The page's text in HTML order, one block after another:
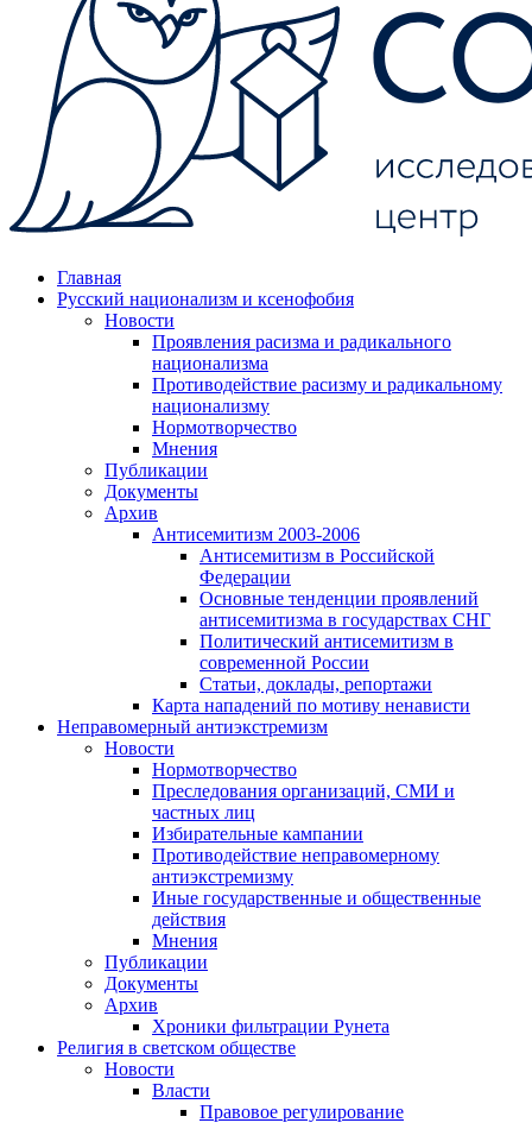
Главная
Русский национализм и ксенофобия
Новости
Проявления расизма и радикального
национализма
Противодействие расизму и радикальному
национализму
Нормотворчество
Мнения
Публикации
Документы
Архив
Антисемитизм 2003-2006
Антисемитизм в Российской
Федерации
Основные тенденции проявлений
антисемитизма в государствах СНГ
Политический антисемитизм в
современной России
Статьи, доклады, репортажи
Карта нападений по мотиву ненависти
Неправомерный антиэкстремизм
Новости
Нормотворчество
Преследования организаций, СМИ и
частных лиц
Избирательные кампании
Противодействие неправомерному
антиэкстремизму
Иные государственные и общественные
действия
Мнения
Публикации
Документы
Архив
Хроники фильтрации Рунета
Религия в светском обществе
Новости
Власти
Правовое регулирование